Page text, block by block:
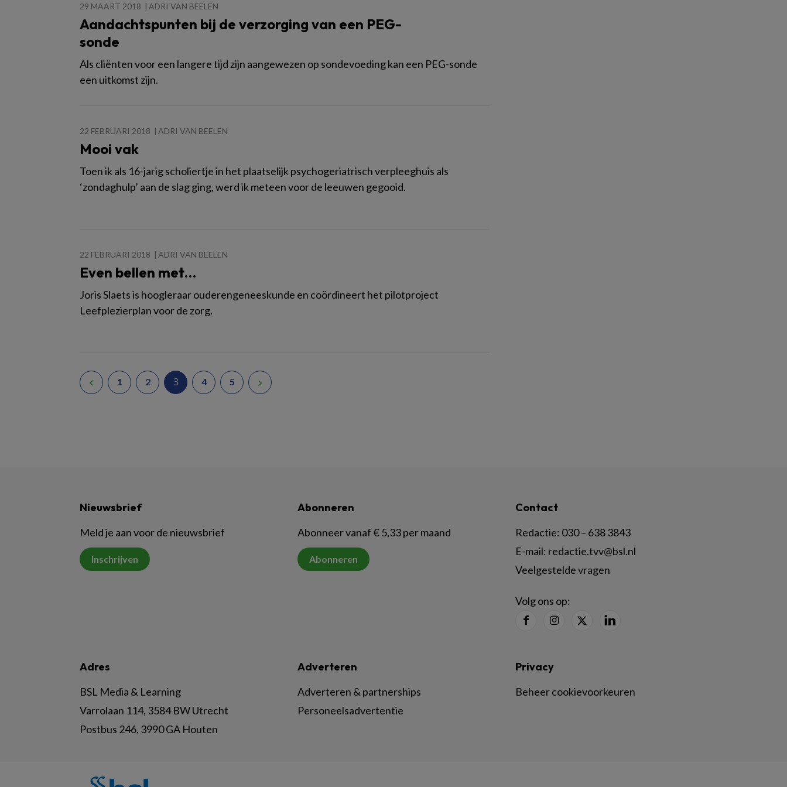
29 MAART 2018 ADRI VAN BEELEN
Aandachtspunten bij de verzorging van een PEG-
sonde
Als cliënten voor een langere tijd zijn aangewezen op sondevoeding kan een PEG-sonde
een uitkomst zijn.
22 FEBRUARI 2018 ADRI VAN BEELEN
Mooi vak
Toen ik als 16-jarig scholiertje in het plaatselijk psychogeriatrisch verpleeghuis als
‘zondaghulp’ aan de slag ging, werd ik meteen voor de leeuwen gegooid.
22 FEBRUARI 2018 ADRI VAN BEELEN
Even bellen met…
Joris Slaets is hoogleraar ouderengeneeskunde en coördineert het pilotproject
Leefplezierplan voor de zorg.
1 2 3 4 5
Nieuwsbrief
Meld je aan voor de nieuwsbrief
Inschrijven
Abonneren
Abonneer vanaf € 5,33 per maand
Abonneren
Contact
Redactie: 030 – 638 3843
E-mail: redactie.tvv@bsl.nl
Veelgestelde vragen
Volg ons op:
Adres
BSL Media & Learning
Varrolaan 114, 3584 BW Utrecht
Postbus 246, 3990 GA Houten
Adverteren
Adverteren & partnerships
Personeelsadvertentie
Privacy
Beheer cookievoorkeuren